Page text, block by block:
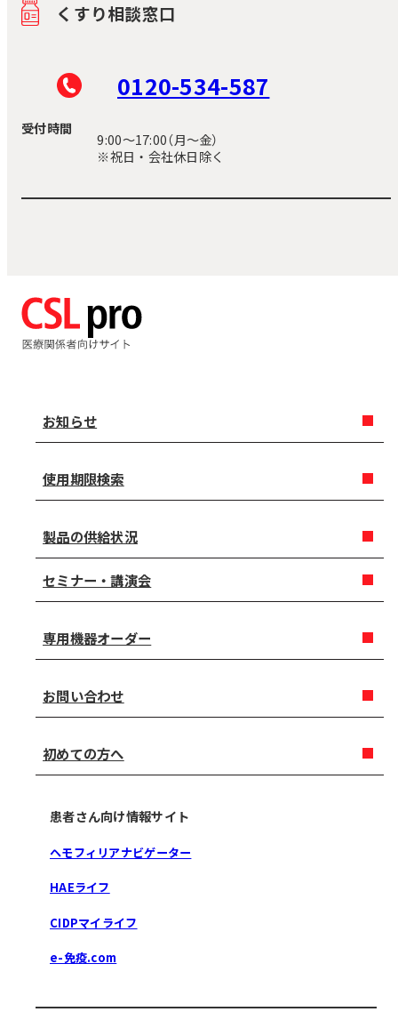
くすり相談窓口
0120-534-587
受付時間
9:00〜17:00（月～金）
※祝日・会社休日除く
お知らせ
使用期限検索
製品の供給状況
セミナー・講演会
専用機器オーダー
お問い合わせ
初めての方へ
患者さん向け情報サイト
ヘモフィリアナビゲーター
HAEライフ
CIDPマイライフ
e-免疫.com